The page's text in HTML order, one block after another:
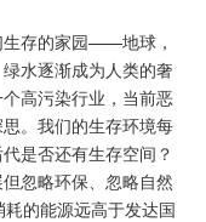
存的家园——地球，
水逐渐成为人类的奢
高污染行业，当前恶
。我们的生存环境每
是否还有生存空间？
忽略环保、忽略自然
的能源远高于发达国